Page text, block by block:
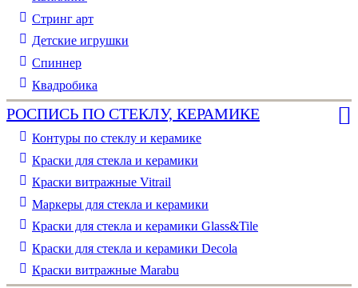
Стринг арт
Детские игрушки
Спиннер
Квадробика
РОСПИСЬ ПО СТЕКЛУ, КЕРАМИКЕ
Контуры по стеклу и керамике
Краски для стекла и керамики
Краски витражные Vitrail
Маркеры для стекла и керамики
Краски для стекла и керамики Glass&Tile
Краски для стекла и керамики Decola
Краски витражные Marabu